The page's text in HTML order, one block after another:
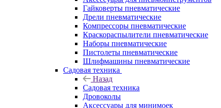
Гайковерты пневматические
Дрели пневматические
Компрессоры пневматические
Краскораспылители пневматические
Наборы пневматические
Пистолеты пневматические
Шлифмашины пневматические
Садовая техника
Назад
Садовая техника
Дровоколы
Аксессуары для минимоек